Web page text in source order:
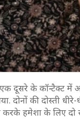
दूसरे के कॉन्टैक्ट में
दोनों की दोस्ती
करके हमेशा के लिए दो